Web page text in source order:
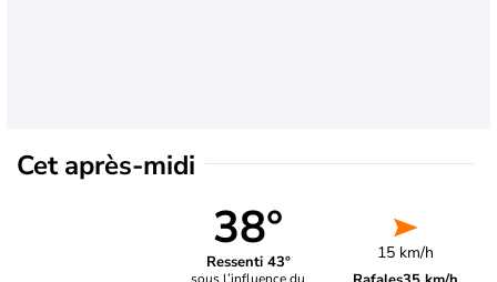
Cet après-midi
38°
Ressenti 43° 15 km/h